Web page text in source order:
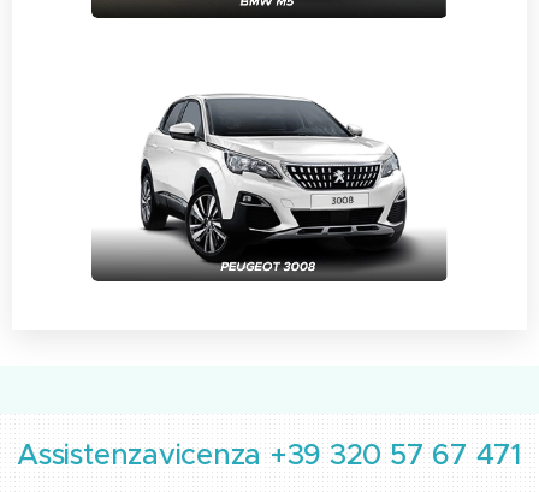
Assistenzavicenza +39 320 57 67 471